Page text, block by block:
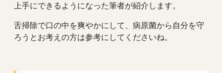
上手にできるようになった筆者が紹介します。
舌掃除で口の中を爽やかにして、病原菌から自分を守
ろうとお考えの方は参考にしてくださいね。